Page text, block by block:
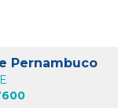
Pernambuco